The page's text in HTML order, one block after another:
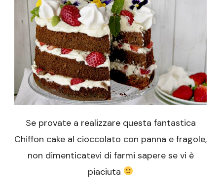
Se provate a realizzare questa fantastica
Chiffon cake al cioccolato con panna e fragole,
non dimenticatevi di farmi sapere se vi è
piaciuta